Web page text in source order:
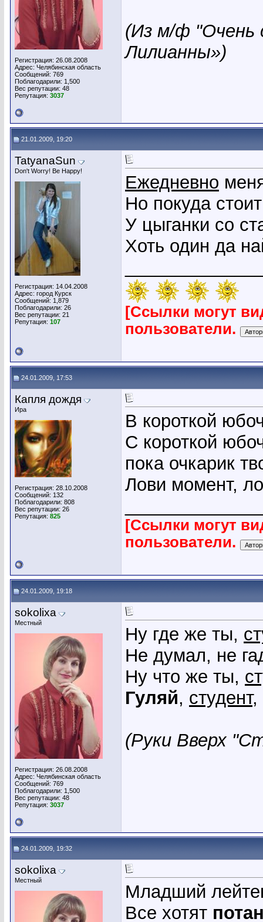
Регистрация: 26.08.2008
Адрес: Челябинская область
Сообщений: 769
Поблагодарили: 1,500
Вес репутации: 48
Репутация: 3037
(Из м/ф "Очень
Лилианны»)
21.01.2009, 19:20
TatyanaSun
Don't Worry! Be Happy!
Регистрация: 14.04.2008
Адрес: город Курск
Сообщений: 1,879
Поблагодарили: 26
Вес репутации: 21
Репутация: 107
Ежедневно
Но покуда
У цыганки со
Хоть один да
[Ссылки могут
пользователи.
24.01.2009, 17:53
Капля дождя
Ира
Регистрация: 28.10.2008
Сообщений: 132
Поблагодарили: 808
Вес репутации: 26
Репутация: 825
В короткой
С короткой
пока очкарик
Лови момент,
[Ссылки могут
пользователи.
24.01.2009, 19:18
sokolixa
Местный
Регистрация: 26.08.2008
Адрес: Челябинская область
Сообщений: 769
Поблагодарили: 1,500
Вес репутации: 48
Репутация: 3037
Ну где же ты,
Не думал, не
Ну что же ты,
Гуляй, студент,
(Руки Вверх
24.01.2009, 19:32
sokolixa
Местный
Младший
Все хотят